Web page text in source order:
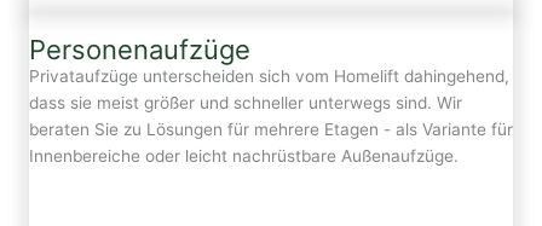
Personenaufzüge
Privataufzüge unterscheiden sich vom Homelift dahingehend,
dass sie meist größer und schneller unterwegs sind. Wir
beraten Sie zu Lösungen für mehrere Etagen - als Variante für
Innenbereiche oder leicht nachrüstbare Außenaufzüge.